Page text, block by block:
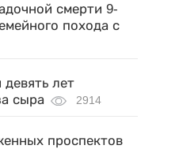
смерти 9-
похода с
лет
сыра
2914
проспектов